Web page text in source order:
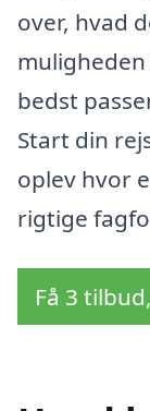
over, hvad
bedst
Start din
oplev hvor
rigtige
Få 3